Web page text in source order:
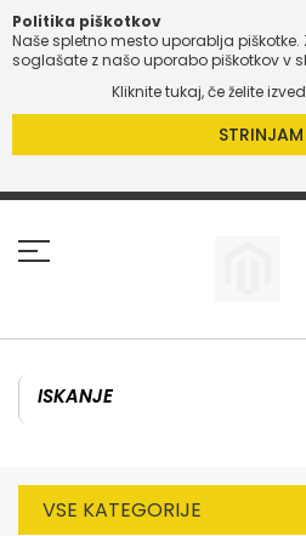
Politika piškotkov
Naše spletno mesto uporablja
soglašate z našo uporabo piškotkov v
Kliknite tukaj, če želite
STRINJAM
Preskoči
VSE KATEGORIJE